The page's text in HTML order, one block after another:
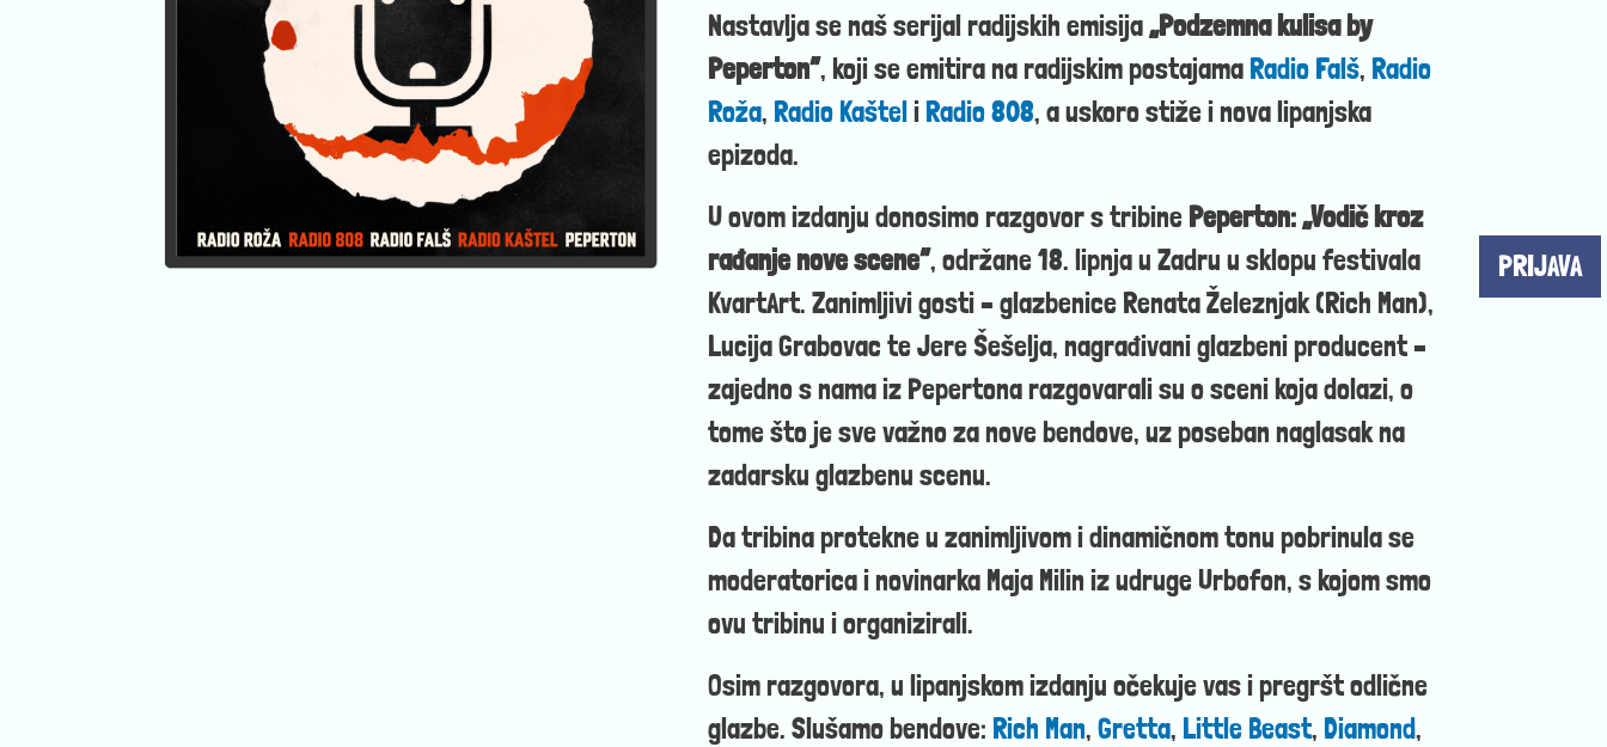
PRIJAVA
Nastavlja se naš serijal radijskih emisija„Podzemna kulisa by
Peperton”, koji se emitira na radijskim postajamaRadio Falš,Radio
Roža,Radio KašteliRadio 808, a uskoro stiže i nova lipanjska
epizoda.
U ovom izdanju donosimo razgovor s tribine Peperton: „Vodič kroz
rađanje nove scene”, održane 18. lipnja u Zadru u sklopu festivala
KvartArt. Zanimljivi gosti – glazbenice Renata Železnjak (Rich Man),
Lucija Grabovac te Jere Šešelja, nagrađivani glazbeni producent –
zajedno s nama iz Pepertona razgovarali su o sceni koja dolazi, o
tome što je sve važno za nove bendove, uz poseban naglasak na
zadarsku glazbenu scenu.
Da tribina protekne u zanimljivom i dinamičnom tonu pobrinula se
moderatorica i novinarka Maja Milin iz udruge Urbofon, s kojom smo
ovu tribinu i organizirali.
Osim razgovora, u lipanjskom izdanju očekuje vas i pregršt odlične
glazbe. Slušamo bendove:Rich Man,Gretta,Little Beast, Diamond,